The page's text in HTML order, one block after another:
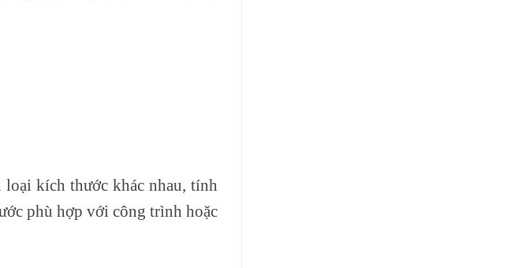
kích thước khác nhau, tính
phù hợp với công trình hoặc